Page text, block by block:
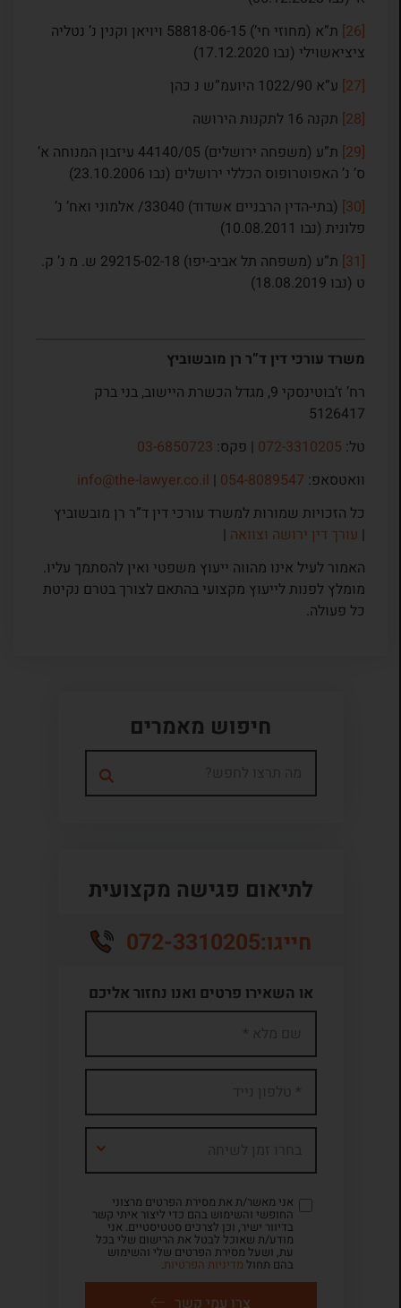
[26]
ת”א (מחוזי חי’) 58818-06-15 ויויאן וקנין נ’ נטליה
ציציאשוילי (נבו 17.12.2020)
[27]
ע”א 1022/90 היועמ”ש נ כהן
[28]
תקנה 16 לתקנות הירושה
[29]
ת”ע (משפחה ירושלים) 44140/05 עיזבון המנוחה א’
ס’ נ’ האפוטרופוס הכללי ירושלים (נבו 23.10.2006)
[30]
(בתי-הדין הרבניים אשדוד) 33040/ אלמוני ואח’ נ’
פלונית (נבו 10.08.2011)
[31]
ת”ע (משפחה תל אביב-יפו) 29215-02-18 ש. מ נ’ ק.
ט (נבו 18.08.2019)
משרד עורכי דין ד”ר רן מובשוביץ
רח’ ז’בוטינסקי 9, מגדל הכשרת היישוב, בני ברק
5126417
טל: 072-3310205| פקס: 03-6850723
וואטסאפ: 054-8089547
|
info@the-lawyer.co.il
כל הזכויות שמורות למשרד עורכי דין ד”ר רן מובשוביץ
| עורך דין ירושה וצוואה|
האמור לעיל אינו מהווה ייעוץ משפטי ואין להסתמך עליו.
מומלץ לפנות לייעוץ מקצועי בהתאם לצורך בטרם נקיטת
כל פעולה.
חיפוש מאמרים
לתיאום פגישה מקצועית
חייגו:072-3310205
או השאירו פרטים ואנו נחזור אליכם
אני מאשר/ת את מסירת הפרטים מרצוני
החופשי והשימוש בהם כדי ליצור איתי קשר
בדיוור ישיר, וכן לצרכים סטטיסטיים. אני
מודע/ת שאוכל לבטל את הרישום שלי בכל
עת, ושעל מסירת הפרטים שלי והשימוש
בהם תחול מדיניות הפרטיות.
צרו עמי קשר